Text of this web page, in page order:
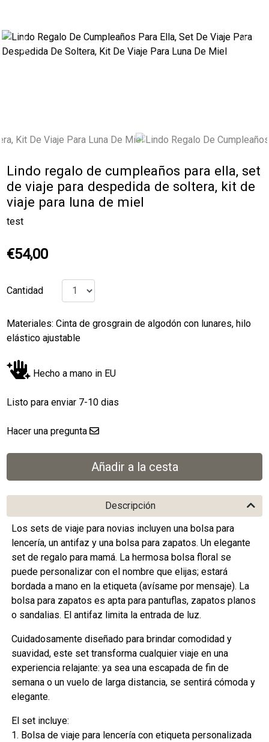
Previous
Lindo regalo de cumpleaños para ella, set
de viaje para despedida de soltera, kit de
viaje para luna de miel
test
€54,00
Cantidad
Materiales: Cinta de grosgrain de algodón con lunares, hilo
elástico ajustable
Hecho a mano in EU
Listo para enviar 7-10 dias
Hacer una pregunta
Descripción
Los sets de viaje para novias incluyen una bolsa para
lencería, un antifaz y una bolsa para zapatos. Un elegante
set de regalo para mamá. La hermosa bolsa floral se
puede personalizar con el nombre que elijas; estará
bordada a mano en la etiqueta (avísame por mensaje). La
bolsa para zapatos es apta para pantuflas, zapatos planos
o sandalias. El antifaz limita la entrada de luz.
Cuidadosamente diseñado para brindar comodidad y
suavidad, este set transforma cualquier viaje en una
experiencia relajante: ya sea una escapada de fin de
semana o un vuelo de larga distancia, se sentirá cómoda y
elegante.
El set incluye:
1. Bolsa de viaje para lencería con etiqueta personalizada